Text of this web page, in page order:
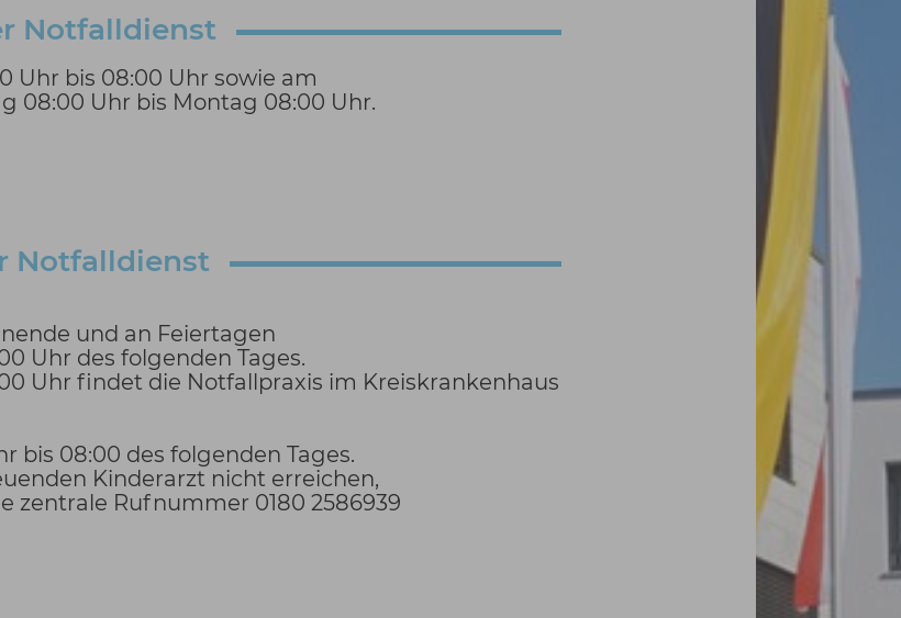
Notfalldienst
Uhr bis 08:00 Uhr sowie am
08:00 Uhr bis Montag 08:00 Uhr.
Notfalldienst
und an Feiertagen
Uhr des folgenden Tages.
Uhr findet die Notfallpraxis im Kreiskrankenhaus
bis 08:00 des folgenden Tages.
Kinderarzt nicht erreichen,
zentrale Rufnummer 0180 2586939